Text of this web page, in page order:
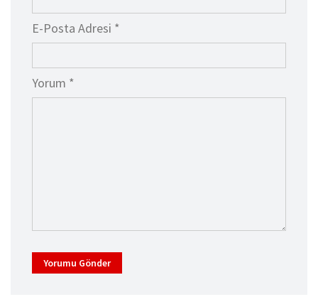
E-Posta Adresi *
Yorum *
Yorumu Gönder